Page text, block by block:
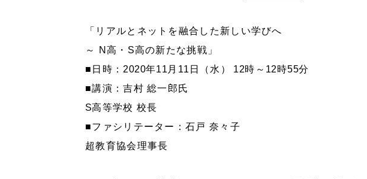
「リアルとネットを融合した新しい学びへ
～ N高・S高の新たな挑戦」
■日時： 2020年11 月 11 日（水） 12時～ 12時55分
■講演：吉村 総一郎氏
S高等学校 校長
■ファシリテーター：石戸 奈々子
超教育協会理事長